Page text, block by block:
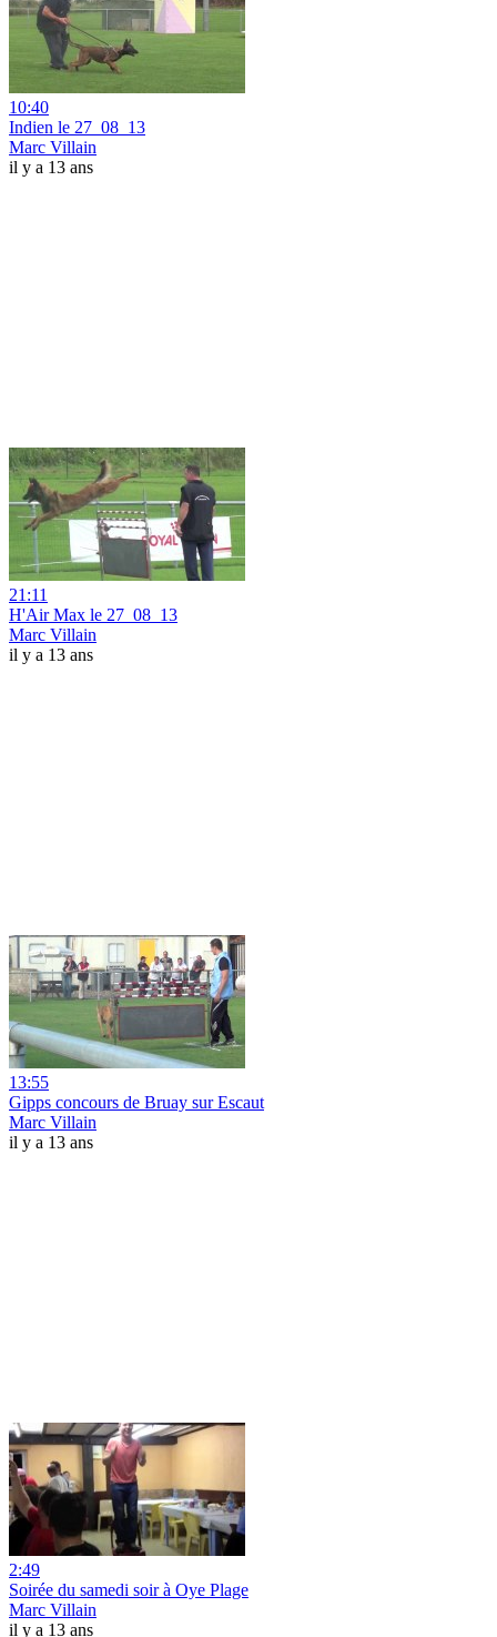
10:40
Indien le 27_08_13
Marc Villain
il y a 13 ans
21:11
H'Air Max le 27_08_13
Marc Villain
il y a 13 ans
13:55
Gipps concours de Bruay sur Escaut
Marc Villain
il y a 13 ans
2:49
Soirée du samedi soir à Oye Plage
Marc Villain
il y a 13 ans